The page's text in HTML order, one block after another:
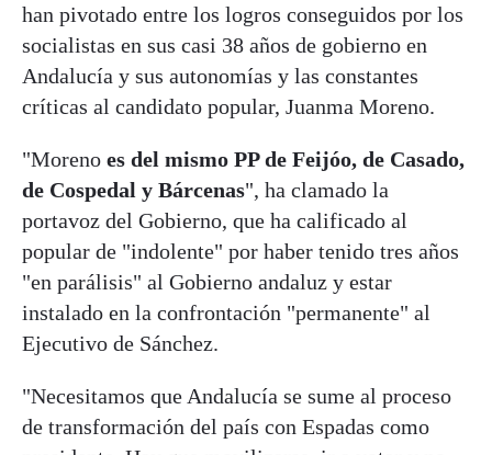
han pivotado entre los logros conseguidos por los
socialistas en sus casi 38 años de gobierno en
Andalucía y sus autonomías y las constantes
críticas al candidato popular, Juanma Moreno.
"Moreno es del mismo PP de Feijóo, de Casado,
de Cospedal y Bárcenas", ha clamado la
portavoz del Gobierno, que ha calificado al
popular de "indolente" por haber tenido tres años
"en parálisis" al Gobierno andaluz y estar
instalado en la confrontación "permanente" al
Ejecutivo de Sánchez.
"Necesitamos que Andalucía se sume al proceso
de transformación del país con Espadas como